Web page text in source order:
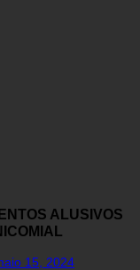
ALUSIVOS
15, 2024